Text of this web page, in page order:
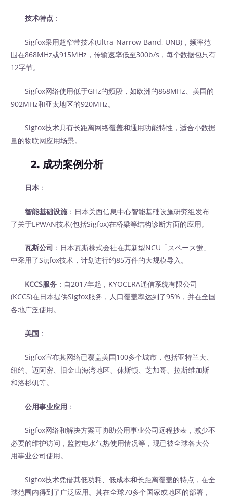
技术特点 ：
Sigfox采用超窄带技术(Ultra-Narrow Band, UNB)，频率范
围在868MHz或915MHz，传输速率低至300b/s，每个数据包只有
12字节。
Sigfox网络使用低于GHz的频段，如欧洲的868MHz、美国的
902MHz和亚太地区的920MHz。
Sigfox技术具有长距离网络覆盖和通用功能特性，适合小数据
量的物联网应用场景。
2. 成功案例分析
日本 ：
智能基础设施：日本关西信息中心智能基础设施研究组发布
了关于LPWAN技术(包括Sigfox)在桥梁等结构诊断方面的应用。
瓦斯公司 ：日本瓦斯株式会社在其新型NCU「スペース蛍」
中采用了Sigfox技术，计划进行约85万件的大规模导入。
KCCS服务 ：自2017年起，KYOCERA通信系统有限公司
(KCCS)在日本提供Sigfox服务，人口覆盖率达到了95%，并在全国
各地广泛使用。
美国 ：
Sigfox宣布其网络已覆盖美国100多个城市，包括亚特兰大、
纽约、迈阿密、旧金山海湾地区、休斯顿、芝加哥、拉斯维加斯
和洛杉矶等。
公用事业应用 ：
Sigfox网络和解决方案可协助公用事业公司远程抄表，减少不
必要的维护访问，监控电水气热使用情况等，现已被全球各大公
用事业公司使用。
Sigfox技术凭借其低功耗、低成本和长距离覆盖的特点，在全
球范围内得到了广泛应用。其在全球70多个国家或地区的部署，